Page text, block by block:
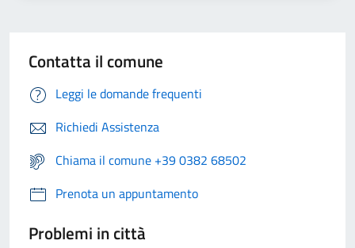
Contatta il comune
Leggi le domande frequenti
Richiedi Assistenza
Chiama il comune +39 0382 68502
Prenota un appuntamento
Problemi in città